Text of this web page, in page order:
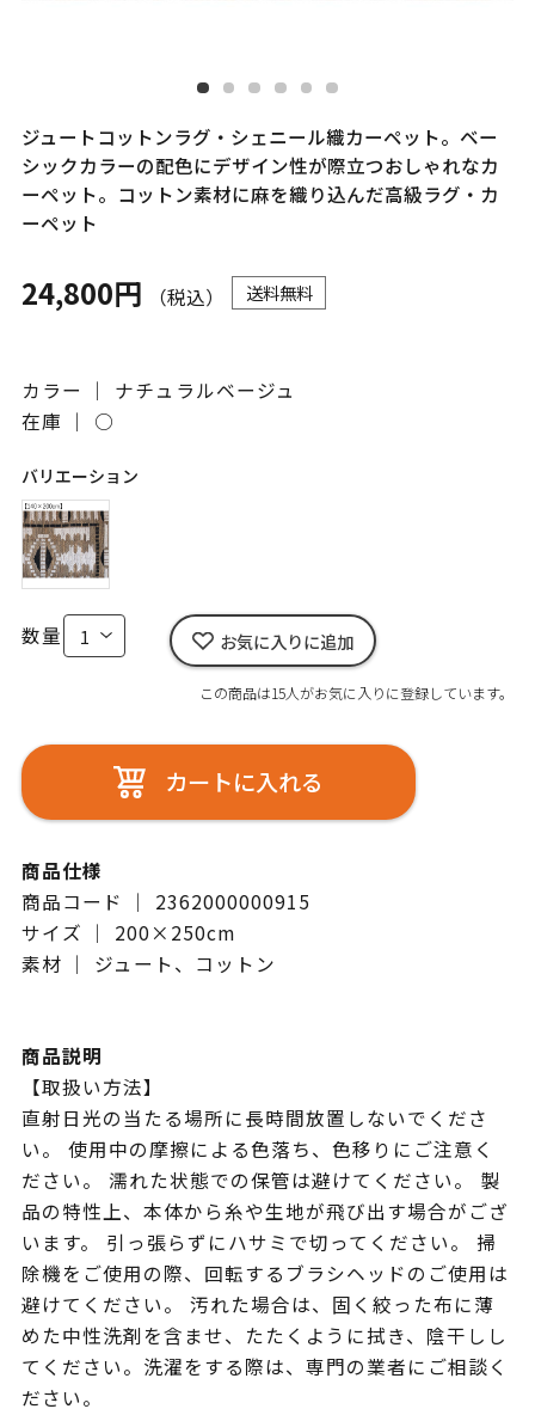
ジュートコットンラグ・シェニール織カーペット。ベー
シックカラーの配色にデザイン性が際立つおしゃれなカ
ーペット。コットン素材に麻を織り込んだ高級ラグ・カ
ーペット
24,800円 （税込） 送料無料
カラー ｜ ナチュラルベージュ
在庫 ｜ ○
バリエーション
数量 お気に入りに追加
この商品は15人がお気に入りに登録しています。
カートに入れる
商品仕様
商品コード ｜ 2362000000915
サイズ ｜ 200×250cm
素材 ｜ ジュート、コットン
商品説明
【取扱い方法】
直射日光の当たる場所に長時間放置しないでくださ
い。 使用中の摩擦による色落ち、色移りにご注意く
ださい。 濡れた状態での保管は避けてください。 製
品の特性上、本体から糸や生地が飛び出す場合がござ
います。 引っ張らずにハサミで切ってください。 掃
除機をご使用の際、回転するブラシヘッドのご使用は
避けてください。 汚れた場合は、固く絞った布に薄
めた中性洗剤を含ませ、たたくように拭き、陰干しし
てください。洗濯をする際は、専門の業者にご相談く
ださい。